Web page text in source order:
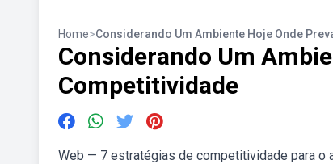
Home>Considerando Um Ambiente Hoje Onde
Considerando Um
Competitividade
Web — 7 estratégias de competitividade para o